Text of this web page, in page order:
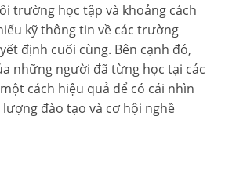
trường học tập và khoảng cách
kỹ thông tin về các trường
định cuối cùng. Bên cạnh đó,
những người đã từng học tại các
cách hiệu quả để có cái nhìn
đào tạo và cơ hội nghề